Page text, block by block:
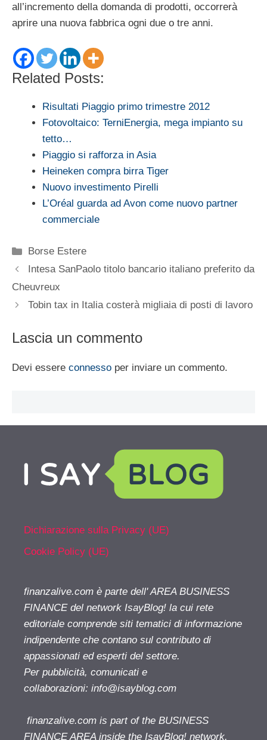
all’incremento della domanda di prodotti, occorrerà
aprire una nuova fabbrica ogni due o tre anni.
Related Posts:
Risultati Piaggio primo trimestre 2012
Fotovoltaico: TerniEnergia, mega impianto su
tetto…
Piaggio si rafforza in Asia
Heineken compra birra Tiger
Nuovo investimento Pirelli
L’Oréal guarda ad Avon come nuovo partner
commerciale
Categorie
Borse Estere
Intesa SanPaolo titolo bancario italiano preferito da
Cheuvreux
Tobin tax in Italia costerà migliaia di posti di lavoro
Lascia un commento
Devi essere connesso per inviare un commento.
Dichiarazione sulla Privacy (UE)
Cookie Policy (UE)
finanzalive.com è parte dell' AREA BUSINESS
FINANCE del network IsayBlog! la cui rete
editoriale comprende siti tematici di informazione
indipendente che contano sul contributo di
appassionati ed esperti del settore.
Per pubblicità, comunicati e
collaborazioni: info@isayblog.com
finanzalive.com is part of the BUSINESS
FINANCE AREA inside the IsayBlog! network.